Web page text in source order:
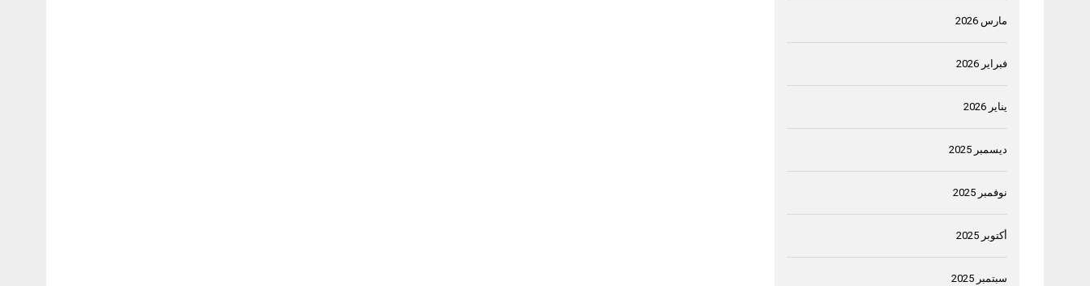
مارس 2026
فبراير 2026
يناير 2026
ديسمبر 2025
نوفمبر 2025
أكتوبر 2025
سبتمبر 2025